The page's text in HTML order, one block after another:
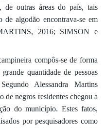
de outras áreas do país, tais
de algodão encontrava-se em
2016; SIMSON e
compôs-se de forma
quantidade de pessoas
Alessandra Martins
de negros residentes chegou a
do município. Estes fatos,
por pesquisadores como